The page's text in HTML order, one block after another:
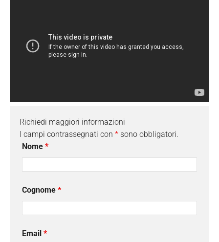
Richiedi maggiori informazioni
I campi contrassegnati con * sono obbligatori.
Nome *
Cognome *
Email *